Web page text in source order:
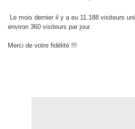
Le mois dernier il y a eu 11.188 visiteurs
environ 360 visiteurs par jour.
Merci de votre fidélité !!!